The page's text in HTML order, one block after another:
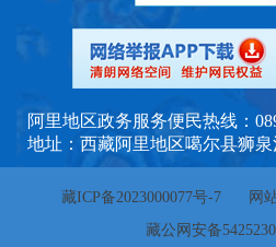
阿里地区政务服务便民热线：
地址：西藏阿里地区噶尔县狮
藏ICP备2023000077号-7
网
藏公网安备